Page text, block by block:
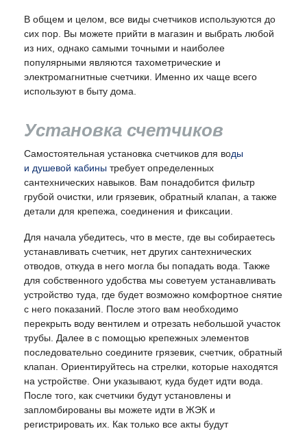
В общем и целом, все виды счетчиков используются до
сих пор. Вы можете прийти в магазин и выбрать любой
из них, однако самыми точными и наиболее
популярными являются тахометрические и
электромагнитные счетчики. Именно их чаще всего
используют в быту дома.
Установка счетчиков
Самостоятельная установка счетчиков для воды
и душевой кабины требует определенных
сантехнических навыков. Вам понадобится фильтр
грубой очистки, или грязевик, обратный клапан, а также
детали для крепежа, соединения и фиксации.
Для начала убедитесь, что в месте, где вы собираетесь
устанавливать счетчик, нет других сантехнических
отводов, откуда в него могла бы попадать вода. Также
для собственного удобства мы советуем устанавливать
устройство туда, где будет возможно комфортное снятие
с него показаний. После этого вам необходимо
перекрыть воду вентилем и отрезать небольшой участок
трубы. Далее в с помощью крепежных элементов
последовательно соедините грязевик, счетчик, обратный
клапан. Ориентируйтесь на стрелки, которые находятся
на устройстве. Они указывают, куда будет идти вода.
После того, как счетчики будут установлены и
запломбированы вы можете идти в ЖЭК и
регистрировать их. Как только все акты будут